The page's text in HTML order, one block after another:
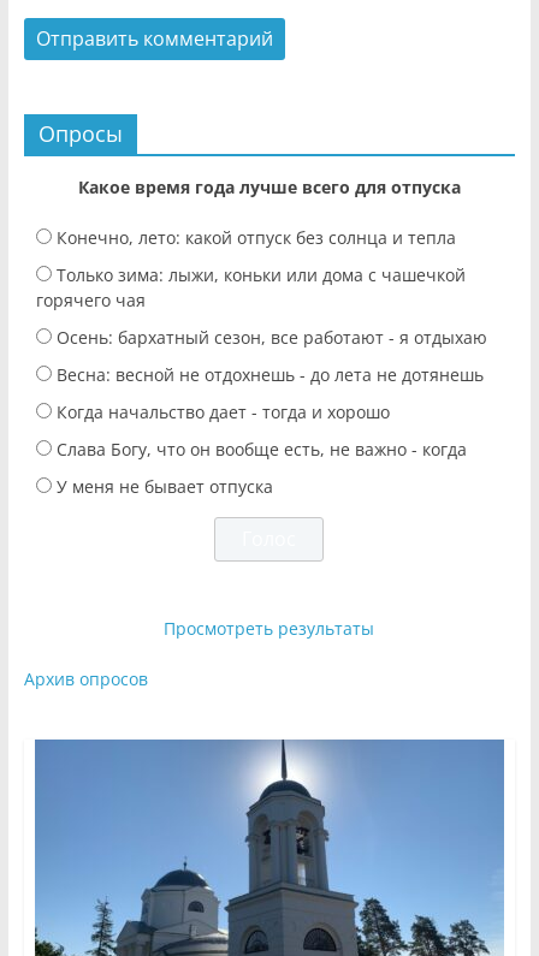
Опросы
Какое время года лучше всего для отпуска
Конечно, лето: какой отпуск без солнца и тепла
Только зима: лыжи, коньки или дома с чашечкой
горячего чая
Осень: бархатный сезон, все работают - я отдыхаю
Весна: весной не отдохнешь - до лета не дотянешь
Когда начальство дает - тогда и хорошо
Слава Богу, что он вообще есть, не важно - когда
У меня не бывает отпуска
Просмотреть результаты
Архив опросов